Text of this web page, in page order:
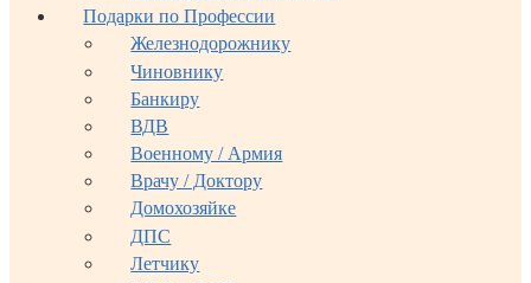
Подарки по Профессии
Железнодорожнику
Чиновнику
Банкиру
ВДВ
Военному / Армия
Врачу / Доктору
Домохозяйке
ДПС
Летчику